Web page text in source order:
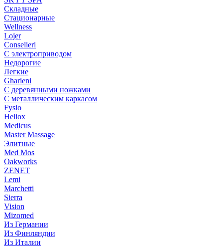
Складные
Стационарные
Wellness
Lojer
Conselieri
С электроприводом
Недорогие
Легкие
Gharieni
С деревянными ножками
С металлическим каркасом
Fysio
Heliox
Medicus
Master Massage
Элитные
Med Mos
Oakworks
ZENET
Lemi
Marchetti
Sierra
Vision
Mizomed
Из Германии
Из Финляндии
Из Италии